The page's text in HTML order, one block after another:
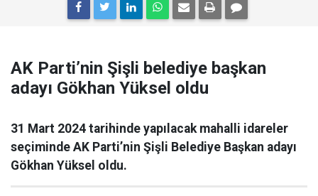
AK Parti’nin Şişli belediye başkan
adayı Gökhan Yüksel oldu
31 Mart 2024 tarihinde yapılacak mahalli idareler
seçiminde AK Parti’nin Şişli Belediye Başkan adayı
Gökhan Yüksel oldu.